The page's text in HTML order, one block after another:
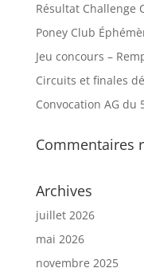
Résultat Challenge
Poney Club
Jeu concours –
Circuits et finales
Convocation AG du
Commentaires
Archives
juillet 2026
mai 2026
novembre 2025